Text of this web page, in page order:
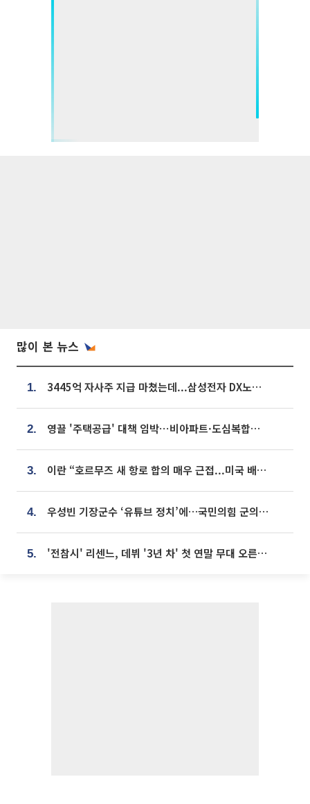
많이 본 뉴스
1. 3445억 자사주 지급 마쳤는데...삼성전자 DX노조, 뒤늦은 '떼쓰기 집회'
2. 영끌 '주택공급' 대책 임박⋯비아파트·도심복합까지 총동원
3. 이란 “호르무즈 새 항로 합의 매우 근접...미국 배상 먼저”
4. 우성빈 기장군수 ‘유튜브 정치’에…국민의힘 군의원들 집단 반발
5. '전참시' 리센느, 데뷔 '3년 차' 첫 연말 무대 오른다⋯"그동안 섭외 안 와"